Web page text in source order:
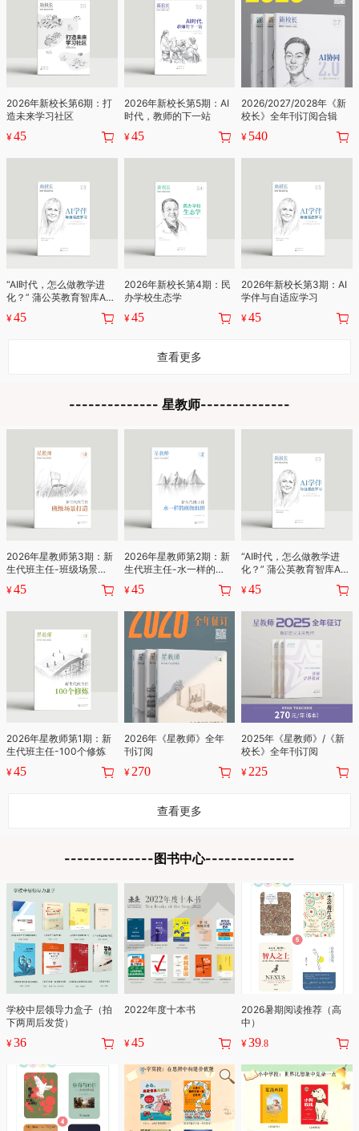
2026年新校长第6期：打
造未来学习社区
¥45
2026年新校长第5期：AI
时代，教师的下一站
¥45
2026/2027/2028年《新
校长》全年刊订阅合辑
¥ 540
“AI时代，怎么做教学进
化？” 蒲公英教育智库AI
杂志内容合集
¥45
2026年新校长第4期：民
办学校生态学
¥45
2026年新校长第3期：AI
学伴与自适应学习
¥45
查看更多
2026年星教师第3期：新
生代班主任-班级场景打
¥45
2026年星教师第2期：新
生代班主任-水一样的班
¥45
“AI时代，怎么做教学进
化？” 蒲公英教育智库AI
¥45
2026年星教师第1期：新
生代班主任-100个修炼
¥45
2026年《星教师》全年
刊订阅
¥ 270
2025年《星教师》/《新
校长》全年刊订阅
¥ 225
查看更多
学校中层领导力盒子（拍
下两周后发货）
¥36
2022年度十本书
¥45
2026暑期阅读推荐（高
中）
¥39.8